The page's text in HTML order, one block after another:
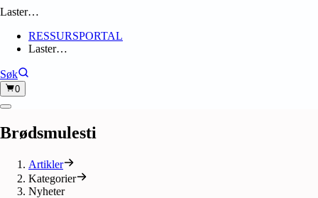
Laster…
RESSURSPORTAL
Laster…
Søk
0
Brødsmulesti
Artikler
Kategorier
Nyheter